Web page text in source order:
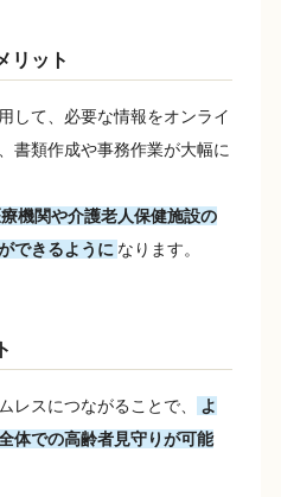
リット
して、必要な情報をオンライ
書類作成や事務作業が大幅に
機関や介護老人保健施設の
できるように なります。
レスにつながることで、
よ
体での高齢者見守りが可能